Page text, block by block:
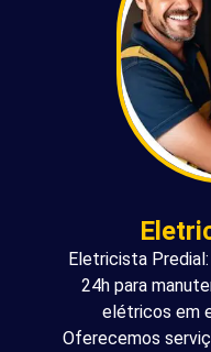
Eletricista
24h para
elétricos em
Oferecemos